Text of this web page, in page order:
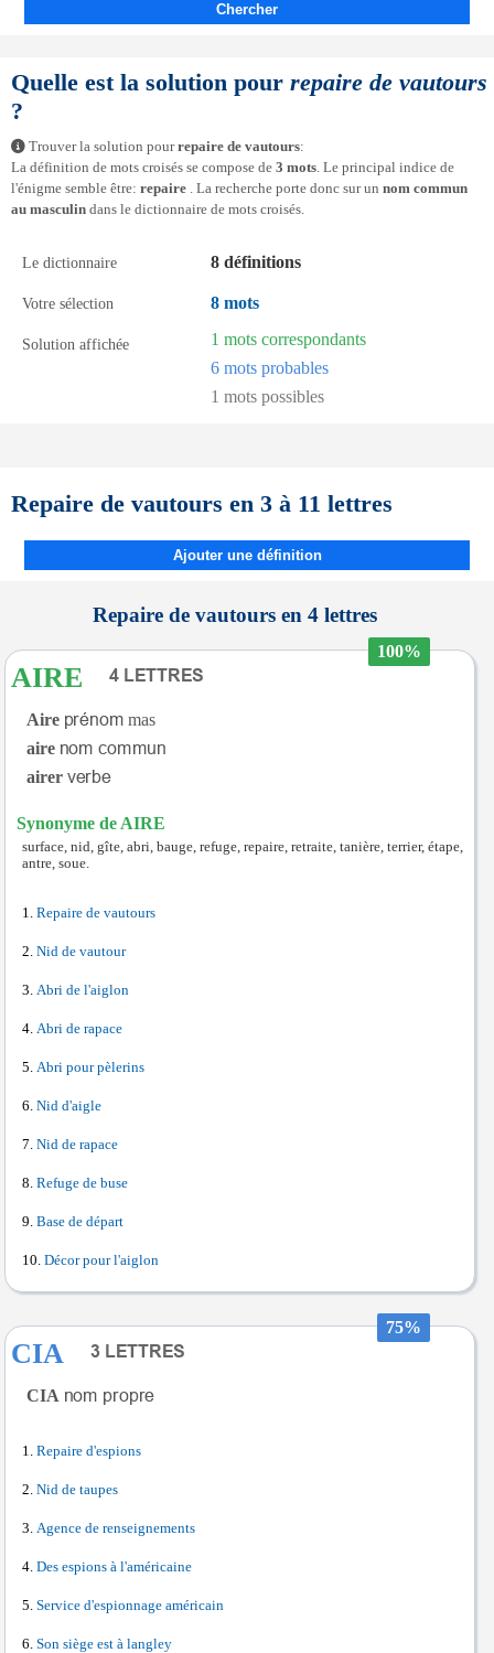
Chercher
Quelle est la solution pour repaire de vautours
?
Trouver la solution pourrepaire de vautours:
La définition de mots croisés se compose de 3 mots. Le principal indice de
l'énigme semble être: repaire . La recherche porte donc sur un nom commun
au masculin dans le dictionnaire de mots croisés.
Le dictionnaire 8 définitions
Votre sélection 8 mots
Solution affichée
1 mots correspondants
6 mots probables
1 mots possibles
Repaire de vautours en 3 à 11 lettres
Ajouter une définition
Repaire de vautours en 4 lettres
100%
AIRE
Aire
mas
aire
airer
Synonyme de AIRE
surface, nid, gîte, abri, bauge, refuge, repaire, retraite, tanière, terrier, étape,
antre, soue.
Repaire de vautours
Nid de vautour
Abri de l'aiglon
Abri de rapace
Abri pour pèlerins
Nid d'aigle
Nid de rapace
Refuge de buse
Base de départ
Décor pour l'aiglon
75%
CIA
CIA
Repaire d'espions
Nid de taupes
Agence de renseignements
Des espions à l'américaine
Service d'espionnage américain
Son siège est à langley